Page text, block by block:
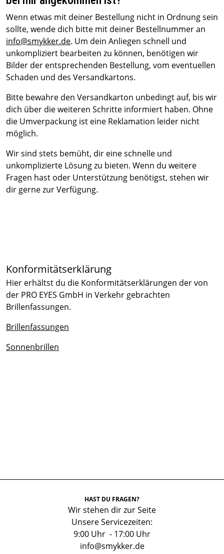
Wenn etwas mit deiner Bestellung nicht in Ordnung sein
sollte, wende dich bitte mit deiner Bestellnummer an
info@smykker.de. Um dein Anliegen schnell und
unkompliziert bearbeiten zu können, benötigen wir
Bilder der entsprechenden Bestellung, vom eventuellen
Schaden und des Versandkartons.
Bitte bewahre den Versandkarton unbedingt auf, bis wir
dich über die weiteren Schritte informiert haben. Ohne
die Umverpackung ist eine Reklamation leider nicht
möglich.
Wir sind stets bemüht, dir eine schnelle und
unkomplizierte Lösung zu bieten. Wenn du weitere
Fragen hast oder Unterstützung benötigst, stehen wir
dir gerne zur Verfügung.
Konformitätserklärung
Hier erhältst du die Konformitätserklärungen der von
der PRO EYES GmbH in Verkehr gebrachten
Brillenfassungen.
Brillenfassungen
Sonnenbrillen
HAST DU FRAGEN?
Wir stehen dir zur Seite
Unsere Servicezeiten:
9:00 Uhr - 17:00 Uhr
info@smykker.de